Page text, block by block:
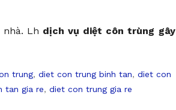
nhà. Lh dịch vụ diệt côn trùng gây
trung, diet con trung binh tan, diet con
tan gia re, diet con trung gia re